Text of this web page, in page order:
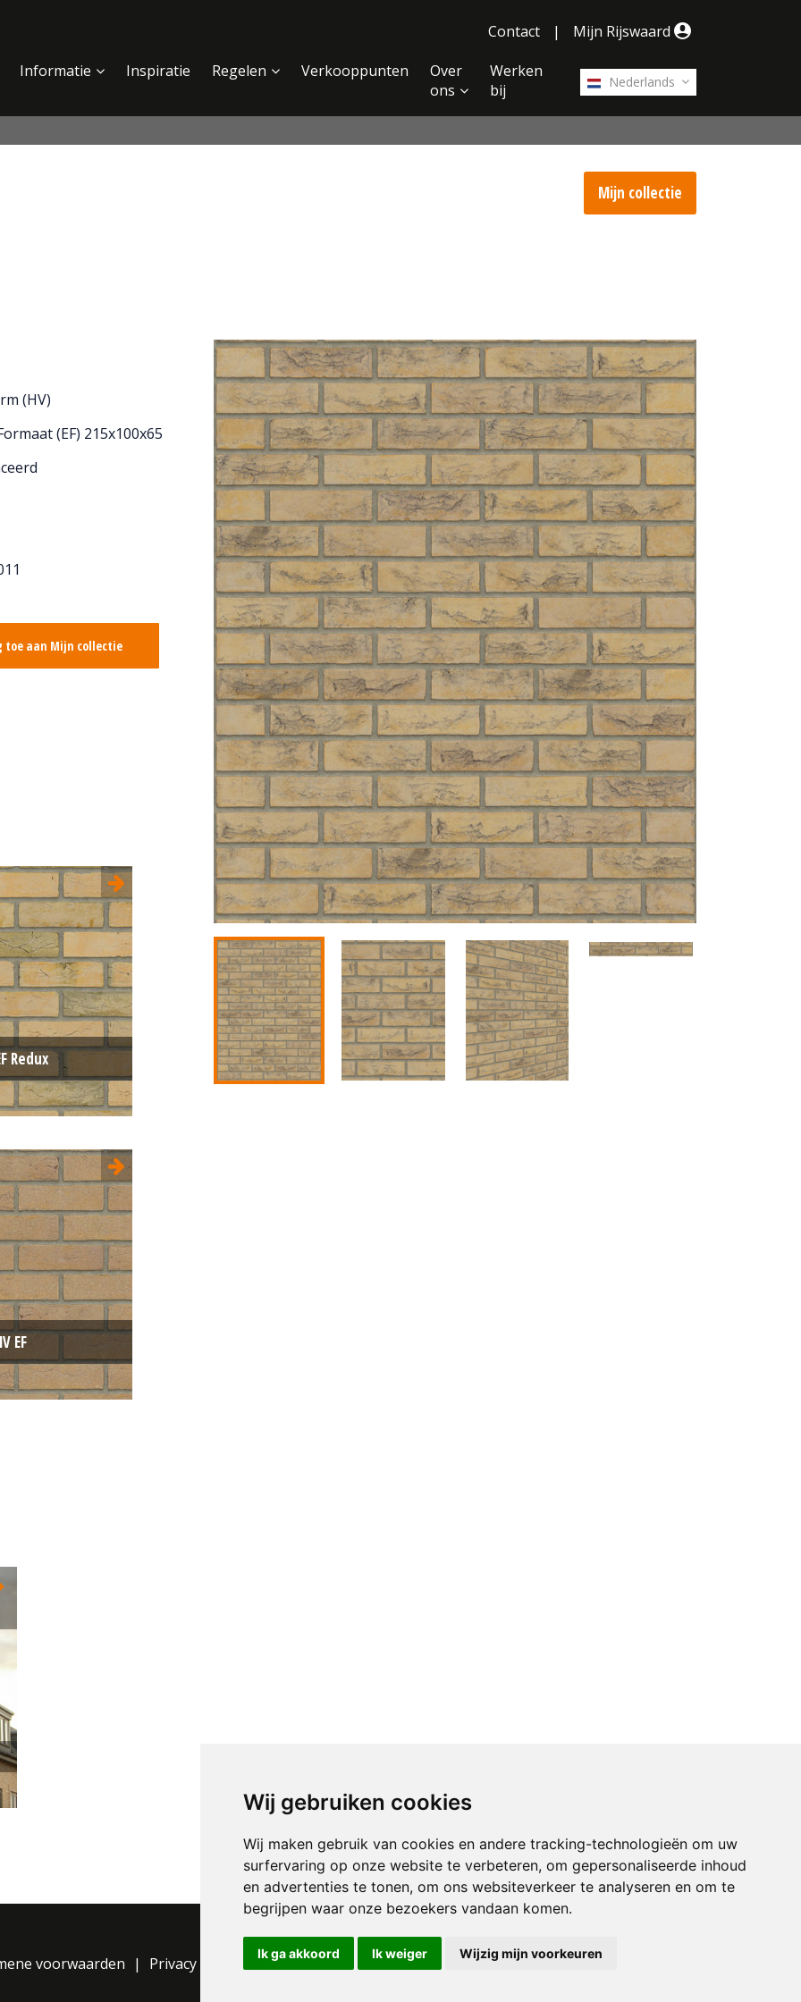
Wij gebruiken cookies
Wij maken gebruik van cookies en andere tracking-technologieën om uw
surfervaring op onze website te verbeteren, om gepersonaliseerde inhoud
en advertenties te tonen, om ons websiteverkeer te analyseren en om te
begrijpen waar onze bezoekers vandaan komen.
Ik ga akkoord Ik weiger Wijzig mijn voorkeuren
Contact
| Mijn Rijswaard
Nederlands
Informatie Inspiratie Regelen Verkooppunten
Over
ons
Werken
bij
Mijn collectie
(HV)
(EF) 215x100x65
toe aan Mijn collectie
Redux
Handvorm (HV)
Engels Formaat (EF)
Egaal
Geel
EF
voorwaarden Privacy Statement
Cookie instellingen